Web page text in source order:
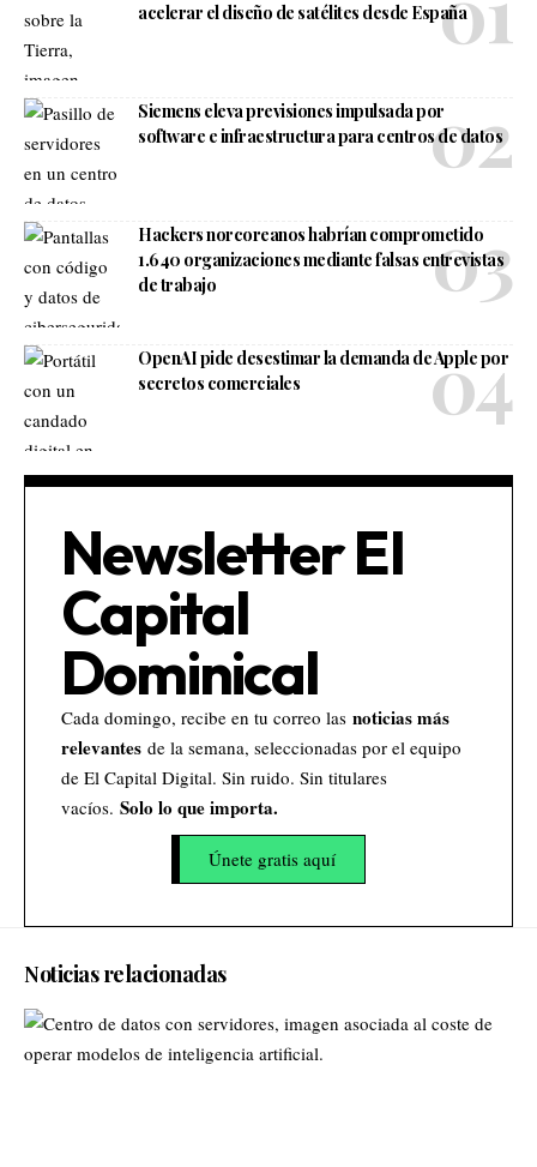
acelerar el diseño de satélites desde España
Siemens eleva previsiones impulsada por
software e infraestructura para centros de datos
Hackers norcoreanos habrían comprometido
1.640 organizaciones mediante falsas entrevistas
de trabajo
OpenAI pide desestimar la demanda de Apple por
secretos comerciales
Newsletter El
Capital
Dominical
Cada domingo, recibe en tu correo las noticias más
relevantes de la semana, seleccionadas por el equipo
de El Capital Digital. Sin ruido. Sin titulares
vacíos. Solo lo que importa.
Únete gratis aquí
Noticias relacionadas